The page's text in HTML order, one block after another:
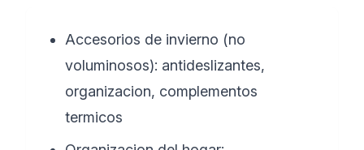
Accesorios de invierno (no
voluminosos): antideslizantes,
organizacion, complementos
termicos